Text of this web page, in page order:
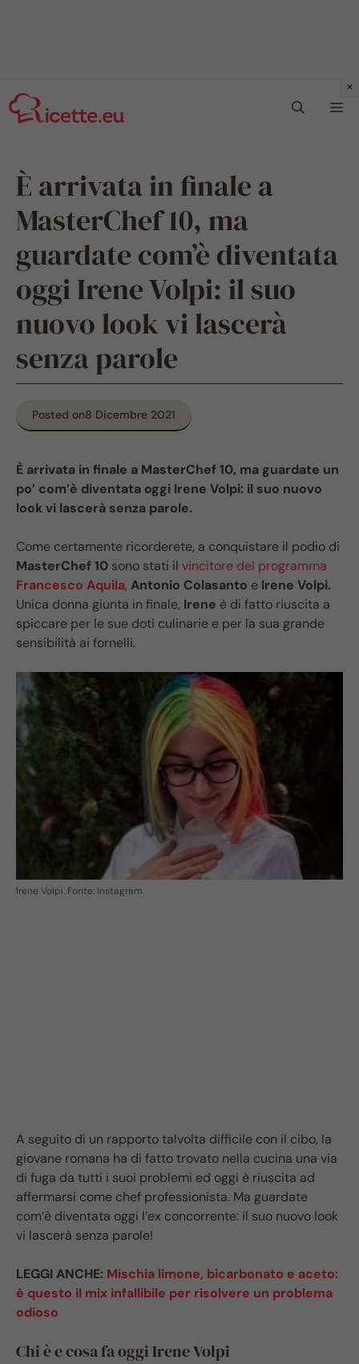
al
contenuto
È arrivata in finale a
MasterChef 10, ma
guardate com’è diventata
oggi Irene Volpi: il suo
nuovo look vi lascerà
senza parole
Posted on8 Dicembre 2021
È arrivata in finale a MasterChef 10, ma guardate un
po’ com’è diventata oggi Irene Volpi: il suo nuovo
look vi lascerà senza parole.
Come certamente ricorderete, a conquistare il podio di
MasterChef 10 sono stati il vincitore del programma
Francesco Aquila, Antonio Colasanto e Irene Volpi.
Unica donna giunta in finale, Irene è di fatto riuscita a
spiccare per le sue doti culinarie e per la sua grande
sensibilità ai fornelli.
Irene Volpi. Fonte: Instagram
A seguito di un rapporto talvolta difficile con il cibo, la
giovane romana ha di fatto trovato nella cucina una via
di fuga da tutti i suoi problemi ed oggi è riuscita ad
affermarsi come chef professionista. Ma guardate
com’è diventata oggi l’ex concorrente: il suo nuovo look
vi lascerà senza parole!
LEGGI ANCHE: Mischia limone, bicarbonato e aceto:
è questo il mix infallibile per risolvere un problema
odioso
Chi è e cosa fa oggi Irene Volpi